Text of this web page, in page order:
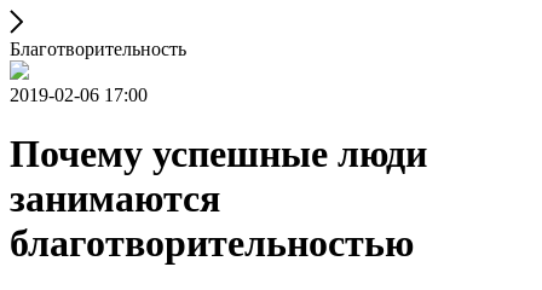
Благотворительность
2019-02-06 17:00
Почему успешные люди
занимаются
благотворительностью